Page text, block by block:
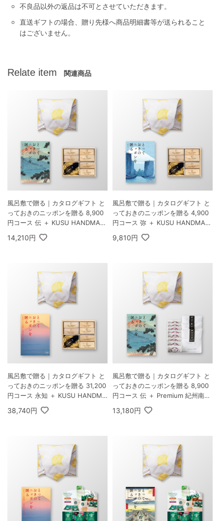
不良品以外の返品は不可とさせていただきます。
直送ギフトの場合、贈り先様へ商品明細書等が送られること
はございません。
Relate item 関連商品
風呂敷で贈る｜カタログギフト と
っておきのニッポンを贈る 8,900
円コース 伝 ＋ KUSU HANDMAD
E エコブロック18個オイル付き
桐箱
14,210円
風呂敷で贈る｜カタログギフト と
っておきのニッポンを贈る 4,900
円コース 弥 ＋ KUSU HANDMAD
E エコブロック18個オイル付き
桐箱
9,810円
風呂敷で贈る｜カタログギフト と
っておきのニッポンを贈る 31,200
円コース 永知 ＋ KUSU HANDMA
DE エコブロック18個オイル付き
桐箱
38,740円
風呂敷で贈る｜カタログギフト と
っておきのニッポンを贈る 8,900
円コース 伝 ＋ Premium 紀州南高
梅＆日本茶セットF
13,180円